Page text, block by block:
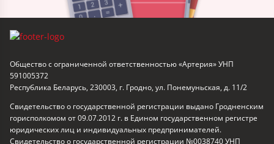
Общество с ограниченной ответственностью «Артерия» УНП
591005372
Республика Беларусь, 230003, г. Гродно, ул. Понемуньская, д. 11/2
Свидетельство о государственной регистрации выдано Гродненским
горисполкомом от 09.07.2012 г. в Едином государственном регистре
юридических лиц и индивидуальных предпринимателей.
Свидетельство о государственной регистрации №0038740 УНП